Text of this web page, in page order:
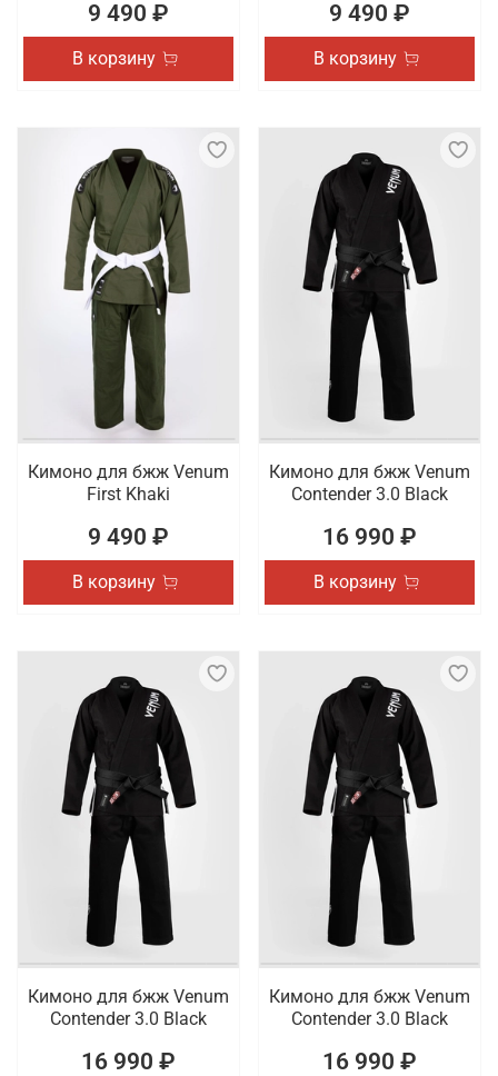
9 490 ₽
В корзину
9 490 ₽
В корзину
Кимоно для бжж Venum
First Khaki
9 490 ₽
В корзину
Кимоно для бжж Venum
Contender 3.0 Black
16 990 ₽
В корзину
Кимоно для бжж Venum
Contender 3.0 Black
16 990 ₽
Кимоно для бжж Venum
Contender 3.0 Black
16 990 ₽